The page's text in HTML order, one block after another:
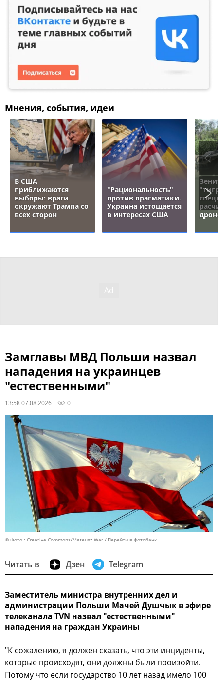
Мнения, события, идеи
В США
приближаются
выборы: враги
окружают Трампа со
всех сторон
"Рациональность"
против прагматики.
Украина истощается
в интересах США
Замглавы МВД Польши назвал
нападения на украинцев
"естественными"
13:58 07.08.2026 0
© Фото : Creative Commons/Mateusz War Перейти в фотобанк
Читать в Дзен Telegram
Заместитель министра внутренних дел и
администрации Польши Мачей Душчык в эфире
телеканала TVN назвал "естественными"
нападения на граждан Украины
"К сожалению, я должен сказать, что эти инциденты,
которые происходят, они должны были произойти.
Потому что если государство 10 лет назад имело 100